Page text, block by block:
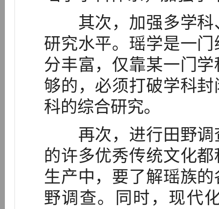
其次，加强多学科
研究水平。瑶学是一
分丰富，仅靠某一门
够的，必须打破学科
科的综合研究。
再次，进行田野调
的许多优秀传统文化
生产中，要了解瑶族
野调查。同时，现代